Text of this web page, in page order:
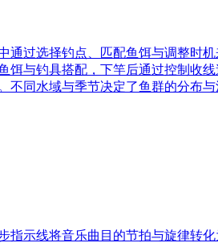
过选择钓点、匹配鱼饵与调整时
与钓具搭配，下竿后通过控制收
同水域与季节决定了鱼群的分布
示线将音乐曲目的节拍与旋律转